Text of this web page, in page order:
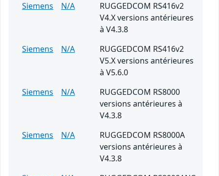
Siemens
N/A
RUGGEDCOM RS416v2
V4.X versions antérieures
à V4.3.8
Siemens
N/A
RUGGEDCOM RS416v2
V5.X versions antérieures
à V5.6.0
Siemens
N/A
RUGGEDCOM RS8000
versions antérieures à
V4.3.8
Siemens
N/A
RUGGEDCOM RS8000A
versions antérieures à
V4.3.8